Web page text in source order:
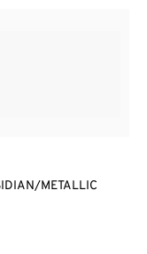
METALLIC